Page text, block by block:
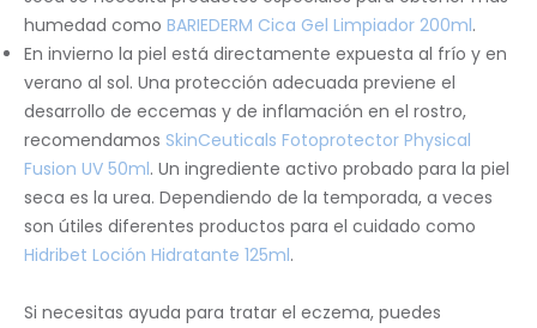
humedad como BARIEDERM Cica Gel Limpiador 200ml.
En invierno la piel está directamente expuesta al frío y en
verano al sol. Una protección adecuada previene el
desarrollo de eccemas y de inflamación en el rostro,
recomendamos SkinCeuticals Fotoprotector Physical
Fusion UV 50ml. Un ingrediente activo probado para la piel
seca es la urea. Dependiendo de la temporada, a veces
son útiles diferentes productos para el cuidado como
Hidribet Loción Hidratante 125ml.
Si necesitas ayuda para tratar el eczema, puedes